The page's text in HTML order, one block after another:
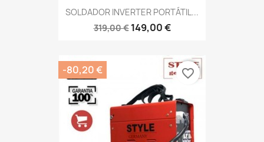
SOLDADOR INVERTER PORTÁTIL...
319,00 € 149,00 €
-80,20 € favorite_border